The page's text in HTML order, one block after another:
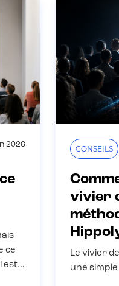
2026
ce
est…
CONSEILS
vivier
Le vivier
une